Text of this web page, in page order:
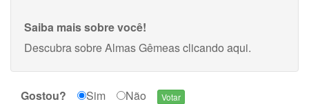
Saiba mais sobre você!
Descubra sobre Almas Gêmeasclicando aqui.
Gostou? Sim Não